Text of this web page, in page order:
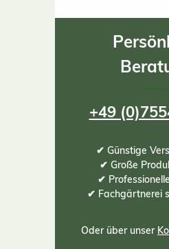
+49
✔ Günstige
✔ Große
✔
✔ Fachgärtnerei
Oder über unser